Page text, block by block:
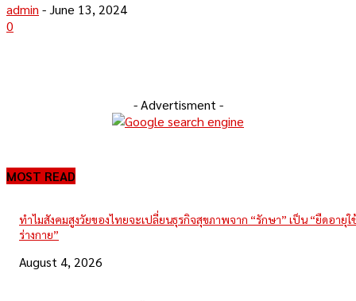
admin - June 13, 2024
0
- Advertisment -
MOST READ
ทำไมสังคมสูงวัยของไทยจะเปลี่ยนธุรกิจสุขภาพจาก “รักษา” เป็น “ยืดอายุใ
ร่างกาย”
August 4, 2026